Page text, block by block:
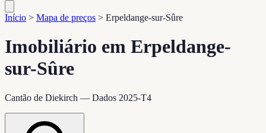
Início > Mapa de preços > Erpeldange-sur-Sûre
Imobiliário em Erpeldange-
sur-Sûre
Cantão de Diekirch — Dados 2025-T4